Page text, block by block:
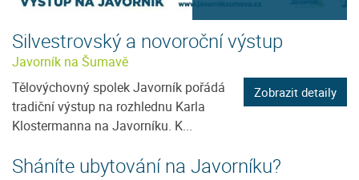
Silvestrovský a novoroční výstup
Javorník na Šumavě
Tělovýchovný spolek Javorník pořádá
tradiční výstup na rozhlednu Karla
Klostermanna na Javorníku. K...
Zobrazit detaily
Sháníte ubytování na Javorníku?